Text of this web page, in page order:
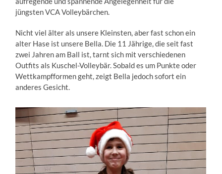
jüngsten VCA Volleybärchen.
Nicht viel älter als unsere Kleinsten, aber fast schon ein
alter Hase ist unsere Bella. Die 11 Jährige, die seit fast
zwei Jahren am Ball ist, tarnt sich mit verschiedenen
Outfits als Kuschel-Volleybär. Sobald es um Punkte oder
Wettkampfformen geht, zeigt Bella jedoch sofort ein
anderes Gesicht.